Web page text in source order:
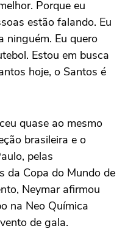
Porque eu
estão falando. Eu
ninguém. Eu quero
Estou em busca
hoje, o Santos é
quase ao mesmo
brasileira e o
pelas
da Copa do Mundo de
Neymar afirmou
na Neo Química
de gala.